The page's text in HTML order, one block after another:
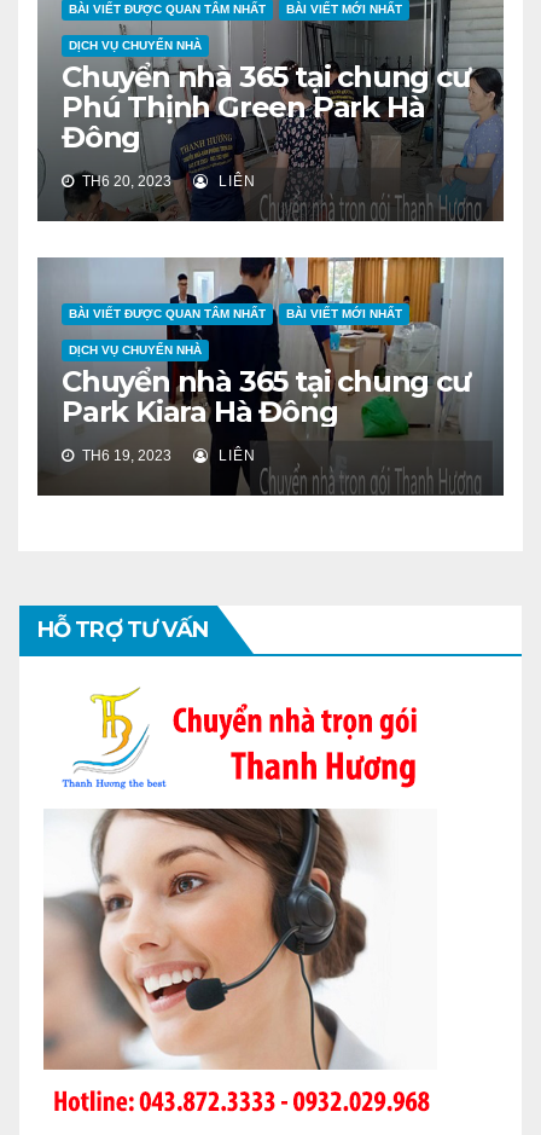
BÀI VIẾT ĐƯỢC QUAN TÂM NHẤT BÀI VIẾT MỚI NHẤT
DỊCH VỤ CHUYỂN NHÀ
Chuyển nhà 365 tại chung cư
Phú Thịnh Green Park Hà
Đông
TH6 20, 2023 LIÊN
BÀI VIẾT ĐƯỢC QUAN TÂM NHẤT BÀI VIẾT MỚI NHẤT
DỊCH VỤ CHUYỂN NHÀ
Chuyển nhà 365 tại chung cư
Park Kiara Hà Đông
TH6 19, 2023 LIÊN
HỖ TRỢ TƯ VẤN